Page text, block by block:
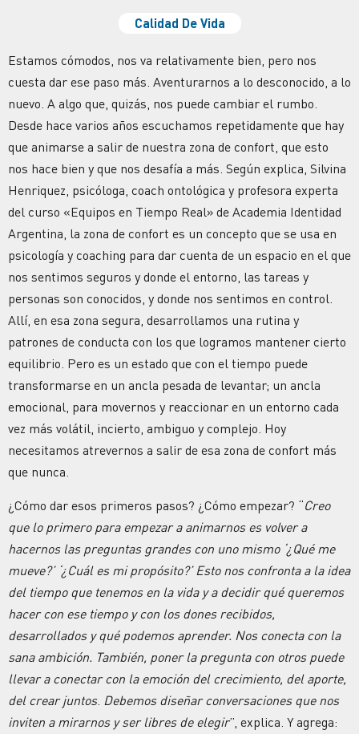
Calidad De Vida
Estamos cómodos, nos va relativamente bien, pero nos
cuesta dar ese paso más. Aventurarnos a lo desconocido, a lo
nuevo. A algo que, quizás, nos puede cambiar el rumbo.
Desde hace varios años escuchamos repetidamente que hay
que animarse a salir de nuestra zona de confort, que esto
nos hace bien y que nos desafía a más. Según explica, Silvina
Henriquez, psicóloga, coach ontológica y profesora experta
del curso «Equipos en Tiempo Real» de Academia Identidad
Argentina, la zona de confort es un concepto que se usa en
psicología y coaching para dar cuenta de un espacio en el que
nos sentimos seguros y donde el entorno, las tareas y
personas son conocidos, y donde nos sentimos en control.
Allí, en esa zona segura, desarrollamos una rutina y
patrones de conducta con los que logramos mantener cierto
equilibrio. Pero es un estado que con el tiempo puede
transformarse en un ancla pesada de levantar; un ancla
emocional, para movernos y reaccionar en un entorno cada
vez más volátil, incierto, ambiguo y complejo. Hoy
necesitamos atrevernos a salir de esa zona de confort más
que nunca.
¿Cómo dar esos primeros pasos? ¿Cómo empezar? “Creo
que lo primero para empezar a animarnos es volver a
hacernos las preguntas grandes con uno mismo ‘¿Qué me
mueve?’ ‘¿Cuál es mi propósito?’ Esto nos confronta a la idea
del tiempo que tenemos en la vida y a decidir qué queremos
hacer con ese tiempo y con los dones recibidos,
desarrollados y qué podemos aprender. Nos conecta con la
sana ambición. También, poner la pregunta con otros puede
llevar a conectar con la emoción del crecimiento, del aporte,
del crear juntos. Debemos diseñar conversaciones que nos
inviten a mirarnos y ser libres de elegir”, explica. Y agrega: